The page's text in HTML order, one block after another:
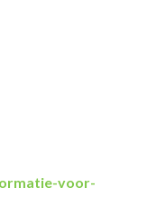
voor-